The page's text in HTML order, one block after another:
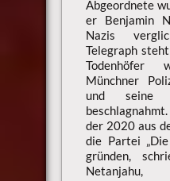
Abgeordnete
er Benjamin
Nazis
Telegraph
Münchner
und seine
der 2020 aus
die Partei
gründen,